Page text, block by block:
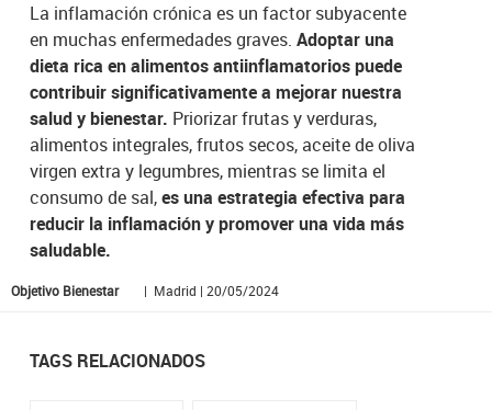
La inflamación crónica es un factor subyacente
en muchas enfermedades graves. Adoptar una
dieta rica en alimentos antiinflamatorios puede
contribuir significativamente a mejorar nuestra
salud y bienestar. Priorizar frutas y verduras,
alimentos integrales, frutos secos, aceite de oliva
virgen extra y legumbres, mientras se limita el
consumo de sal,es una estrategia efectiva para
reducir la inflamación y promover una vida más
saludable.
Objetivo Bienestar | Madrid | 20/05/2024
TAGS RELACIONADOS